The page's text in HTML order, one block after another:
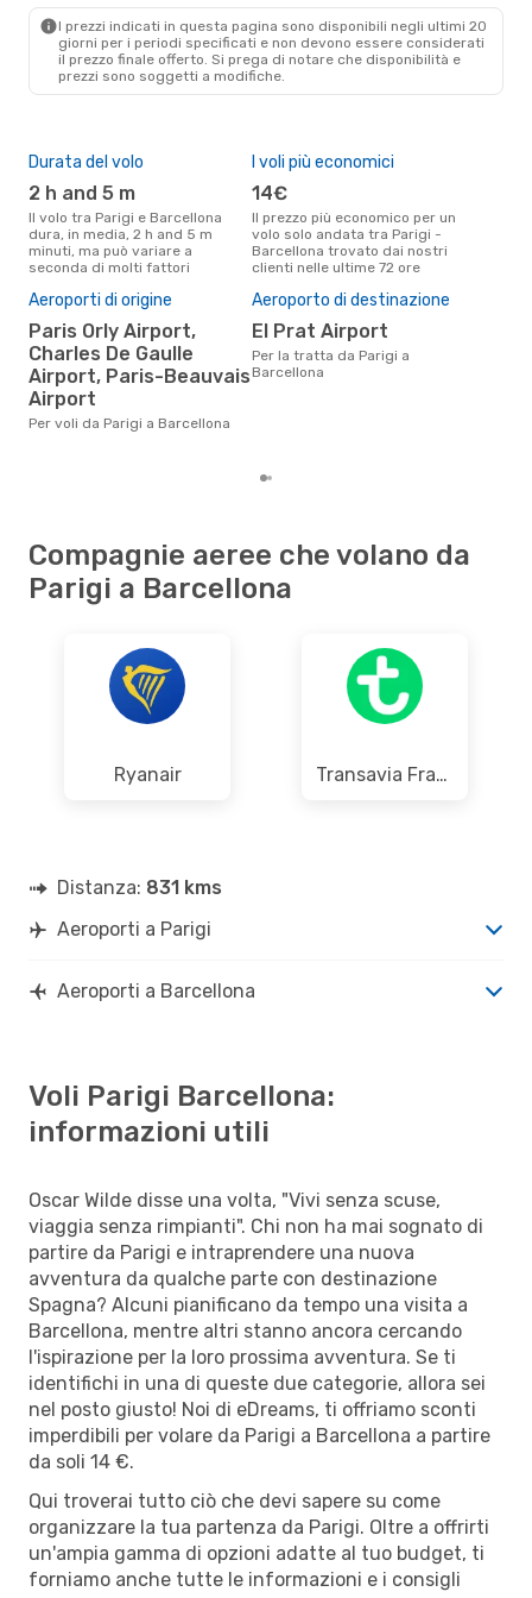
I prezzi indicati in questa pagina sono disponibili negli ultimi 20
giorni per i periodi specificati e non devono essere considerati
il ​​prezzo finale offerto. Si prega di notare che disponibilità e
prezzi sono soggetti a modifiche.
Durata del volo
2 h and 5 m
Il volo tra Parigi e Barcellona
dura, in media, 2 h and 5 m
minuti, ma può variare a
seconda di molti fattori
I voli più economici
14€
Il prezzo più economico per un
volo solo andata tra Parigi -
Barcellona trovato dai nostri
clienti nelle ultime 72 ore
Aeroporti di origine
Paris Orly Airport,
Charles De Gaulle
Airport, Paris-Beauvais
Airport
Per voli da Parigi a Barcellona
Aeroporto di destinazione
El Prat Airport
Per la tratta da Parigi a
Barcellona
Compagnie aeree che volano da
Parigi a Barcellona
Ryanair Transavia France
Distanza: 831 kms
Aeroporti a Parigi
Aeroporti a Barcellona
Voli Parigi Barcellona:
informazioni utili
Oscar Wilde disse una volta, "Vivi senza scuse,
viaggia senza rimpianti". Chi non ha mai sognato di
partire da Parigi e intraprendere una nuova
avventura da qualche parte con destinazione
Spagna? Alcuni pianificano da tempo una visita a
Barcellona, mentre altri stanno ancora cercando
l'ispirazione per la loro prossima avventura. Se ti
identifichi in una di queste due categorie, allora sei
nel posto giusto! Noi di eDreams, ti offriamo sconti
imperdibili per volare da Parigi a Barcellona a partire
da soli 14 €.
Qui troverai tutto ciò che devi sapere su come
organizzare la tua partenza da Parigi. Oltre a offrirti
un'ampia gamma di opzioni adatte al tuo budget, ti
forniamo anche tutte le informazioni e i consigli